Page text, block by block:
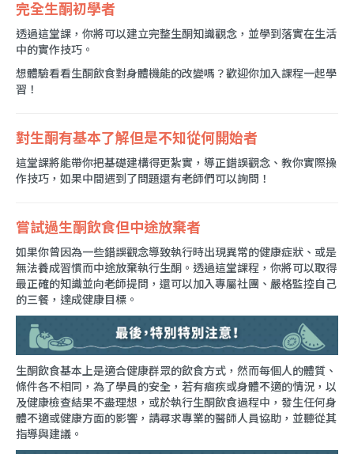
完全生酮初學者
透過這堂課，你將可以建立完整生酮知識觀念，並學到落實在生活
中的實作技巧。
想體驗看看生酮飲食對身體機能的改變嗎？歡迎你加入課程一起學
習！
對生酮有基本了解但是不知從何開始者
這堂課將能帶你把基礎建構得更紮實，導正錯誤觀念、教你實際操
作技巧，如果中間遇到了問題還有老師們可以詢問！
嘗試過生酮飲食但中途放棄者
如果你曾因為一些錯誤觀念導致執行時出現異常的健康症狀、或是
無法養成習慣而中途放棄執行生酮。透過這堂課程，你將可以取得
最正確的知識並向老師提問，還可以加入專屬社團、嚴格監控自己
的三餐，達成健康目標。
生酮飲食基本上是適合健康群眾的飲食方式，然而每個人的體質、
條件各不相同，為了學員的安全，若有痼疾或身體不適的情況，以
及健康檢查結果不盡理想，或於執行生酮飲食過程中，發生任何身
體不適或健康方面的影響，請尋求專業的醫師人員協助，並聽從其
指導與建議。